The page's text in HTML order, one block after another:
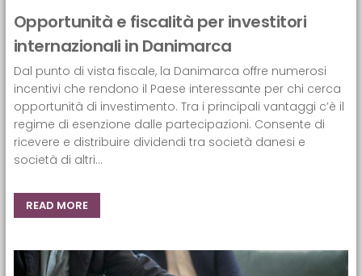
Opportunità e fiscalità per investitori
internazionali in Danimarca
Dal punto di vista fiscale, la Danimarca offre numerosi
incentivi che rendono il Paese interessante per chi cerca
opportunità di investimento. Tra i principali vantaggi c’è il
regime di esenzione dalle partecipazioni. Consente di
ricevere e distribuire dividendi tra società danesi e
società di altri...
READ MORE